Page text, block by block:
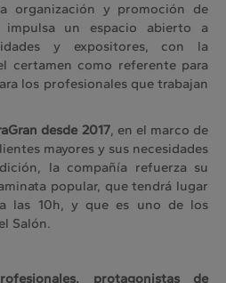
organización y promoción de
impulsa un espacio abierto a
y expositores, con la
certamen como referente para
los profesionales que trabajan
desde 2017, en el marco de
mayores y sus necesidades
la compañía refuerza su
popular, que tendrá lugar
las 10h, y que es uno de los
Salón.
protagonistas de